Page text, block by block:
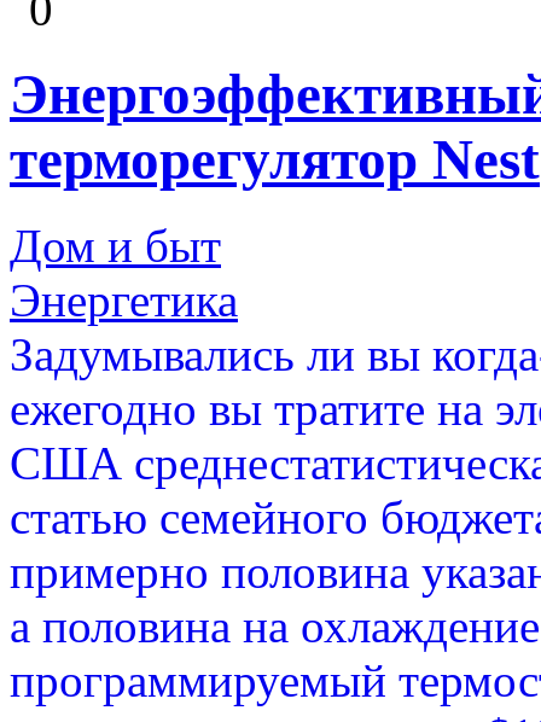
терморегулятор Nest
Дом и быт
Энергетика
Задумывались ли вы
ежегодно вы тратите на
США
статью семейного
примерно половина
а половина на
программируемый